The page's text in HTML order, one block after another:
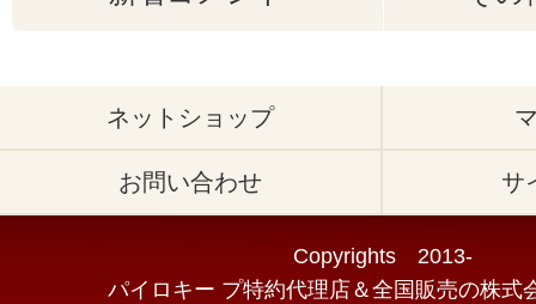
ネットショップ
お問い合わせ サ
Copyrights 2013-
パイロキー プ特約代理店＆全国販売の株式